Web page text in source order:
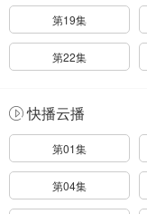
第19集
第22集
快播云播
第01集
第04集